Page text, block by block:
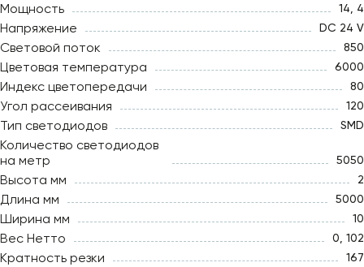
Мощность 14, 4
Напряжение DC 24 V
Световой поток 850
Цветовая температура 6000
Индекс цветопередачи 80
Угол рассеивания 120
Тип светодиодов SMD
Количество светодиодов
на метр
5050
Высота мм 2
Длина мм 5000
Ширина мм 10
Вес Нетто 0, 102
Кратность резки 167